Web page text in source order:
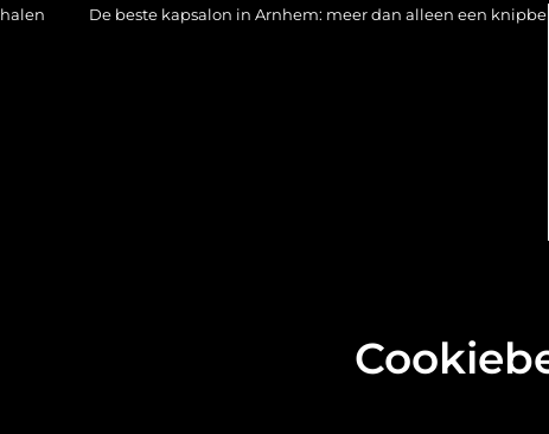
De beste kapsalon in Arnhem: meer dan alleen een knipbeurt